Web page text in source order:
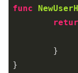
func
}